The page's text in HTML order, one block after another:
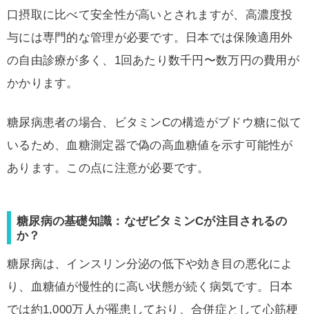
口摂取に比べて安全性が高いとされますが、高濃度投
与には専門的な管理が必要です。日本では保険適用外
の自由診療が多く、1回あたり数千円〜数万円の費用が
かかります。
糖尿病患者の場合、ビタミンCの構造がブドウ糖に似て
いるため、血糖測定器で偽の高血糖値を示す可能性が
あります。この点に注意が必要です。
糖尿病の基礎知識：なぜビタミンCが注目されるの
か？
糖尿病は、インスリン分泌の低下や効き目の悪化によ
り、血糖値が慢性的に高い状態が続く病気です。日本
では約1,000万人が罹患しており、合併症として心筋梗